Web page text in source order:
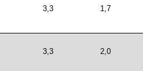
3,3 1,7
3,3 2,0